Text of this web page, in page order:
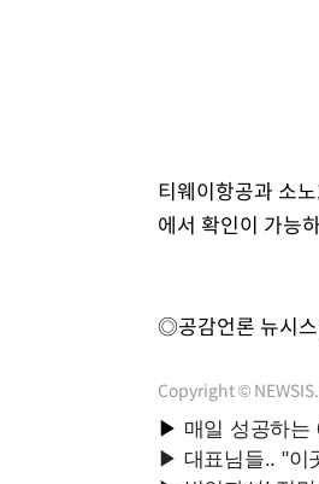
티웨이항공과 소
에서 확인이 가능
◎공감언론 뉴시스
Copyright ©